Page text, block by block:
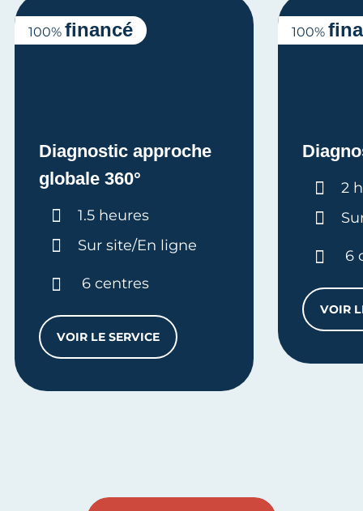
Diagnostic approche
globale 360°
Durée :
1.5 heures
Sur site/En ligne
6 centres
VOIR LE SERVICEDIAGNOSTIC APPROCHE GLOBALE 360°
100% financé
2
6
VOIR
100%